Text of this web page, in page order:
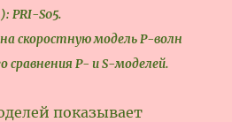
PRI-S05.
скоростную модель Р-волн
сравнения P- и S-моделей.
показывает